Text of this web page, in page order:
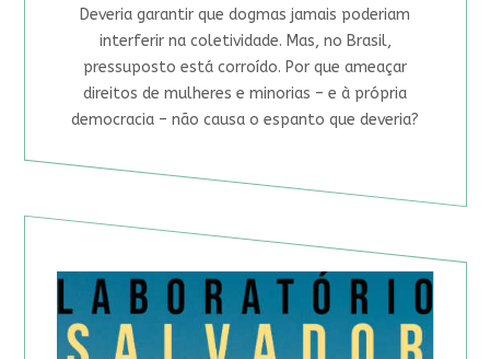
Deveria garantir que dogmas jamais poderiam
interferir na coletividade. Mas, no Brasil,
pressuposto está corroído. Por que ameaçar
direitos de mulheres e minorias – e à própria
democracia – não causa o espanto que deveria?